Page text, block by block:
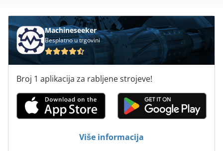
Machineseeker
Besplatno u trgovini
Broj 1 aplikacija za rabljene strojeve!
Više informacija